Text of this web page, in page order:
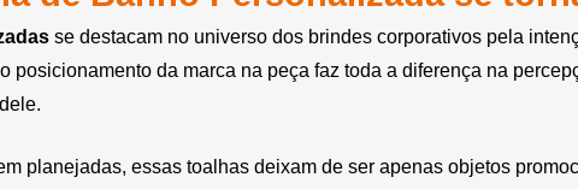
se destacam no universo dos brindes corporativos pela
posicionamento da marca na peça faz toda a diferença na
planejadas, essas toalhas deixam de ser apenas objetos